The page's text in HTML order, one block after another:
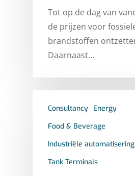
Tot op de dag van
de prijzen voor
brandstoffen
Daarnaast…
Consultancy Energy
Food & Beverage
Industriële automatisering
Tank Terminals